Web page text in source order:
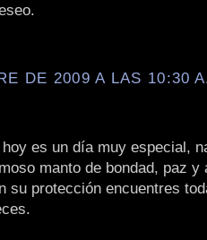
DE 2009 A LAS 10:30
es un día muy especial,
manto de bondad, paz y
su protección encuentres